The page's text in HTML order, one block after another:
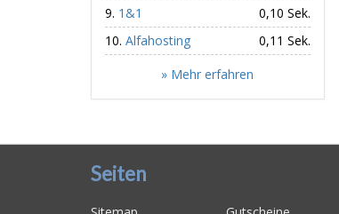
1&1
0,10 Sek.
Alfahosting
0,11 Sek.
» Mehr erfahren
Seiten